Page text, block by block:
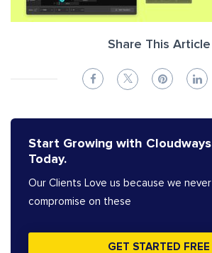
Share This Article
Start Growing with Cloudways
Today.
Our Clients Love us because we never
compromise on these
GET STARTED FREE